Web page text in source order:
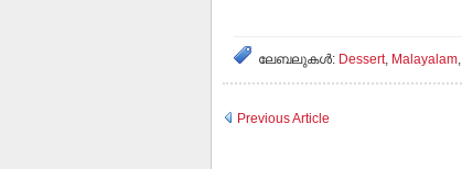
ലേബലുകള്‍: Dessert, Malayalam,
Previous Article